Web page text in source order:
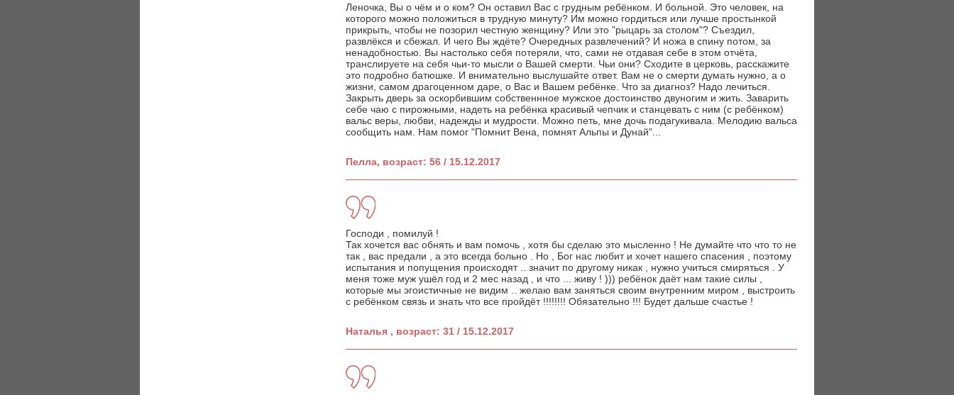
Леночка, Вы о чём и о ком? Он оставил Вас с грудным ребёнком. И больной. Это человек, на
которого можно положиться в трудную минуту? Им можно гордиться или лучше простынкой
прикрыть, чтобы не позорил честную женщину? Или это "рыцарь за столом"? Съездил,
развлёкся и сбежал. И чего Вы ждёте? Очередных развлечений? И ножа в спину потом, за
ненадобностью. Вы настолько себя потеряли, что, сами не отдавая себе в этом отчёта,
транслируете на себя чьи-то мысли о Вашей смерти. Чьи они? Сходите в церковь, расскажите
это подробно батюшке. И внимательно выслушайте ответ. Вам не о смерти думать нужно, а о
жизни, самом драгоценном даре, о Вас и Вашем ребёнке. Что за диагноз? Надо лечиться.
Закрыть дверь за оскорбившим собственнное мужское достоинство двуногим и жить. Заварить
себе чаю с пирожными, надеть на ребёнка красивый чепчик и станцевать с ним (с ребёнком)
вальс веры, любви, надежды и мудрости. Можно петь, мне дочь подагукивала. Мелодию вальса
сообщить нам. Нам помог "Помнит Вена, помнят Альпы и Дунай"...
Пелла, возраст: 56 / 15.12.2017
Господи , помилуй !
Так хочется вас обнять и вам помочь , хотя бы сделаю это мысленно ! Не думайте что что то не
так , вас предали , а это всегда больно . Но , Бог нас любит и хочет нашего спасения , поэтому
испытания и попущения происходят .. значит по другому никак , нужно учиться смиряться . У
меня тоже муж ушёл год и 2 мес назад , и что ... живу ! ))) ребёнок даёт нам такие силы ,
которые мы эгоистичные не видим .. желаю вам заняться своим внутренним миром , выстроить
с ребёнком связь и знать что все пройдёт !!!!!!!! Обязательно !!! Будет дальше счастье !
Наталья , возраст: 31 / 15.12.2017